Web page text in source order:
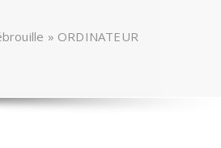
» ORDINATEUR